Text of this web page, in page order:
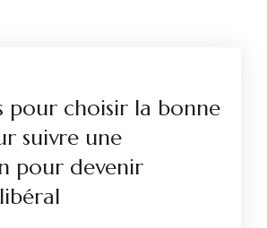
pour choisir la bonne
suivre une
pour devenir